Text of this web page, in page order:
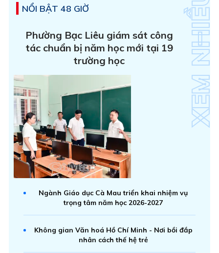
NỔI BẬT 48 GIỜ
Phường Bạc Liêu giám sát công
tác chuẩn bị năm học mới tại 19
trường học
Ngành Giáo dục Cà Mau triển khai nhiệm vụ
trọng tâm năm học 2026-2027
Không gian Văn hoá Hồ Chí Minh - Nơi bồi đắp
nhân cách thế hệ trẻ